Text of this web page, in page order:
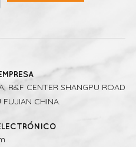
R&F CENTER SHANGPU ROAD
CHINA.